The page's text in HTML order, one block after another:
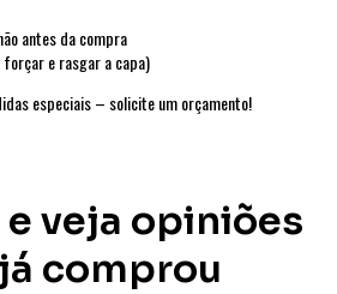
antes da compra
e rasgar a capa)
especiais – solicite um orçamento!
veja opiniões
comprou